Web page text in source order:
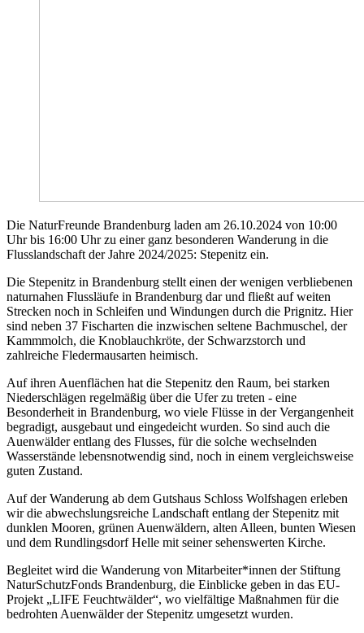
Die NaturFreunde Brandenburg laden am 26.10.2024 von 10:00
Uhr bis 16:00 Uhr zu einer ganz besonderen Wanderung in die
Flusslandschaft der Jahre 2024/2025: Stepenitz ein.
Die Stepenitz in Brandenburg stellt einen der wenigen verbliebenen
naturnahen Flussläufe in Brandenburg dar und fließt auf weiten
Strecken noch in Schleifen und Windungen durch die Prignitz. Hier
sind neben 37 Fischarten die inzwischen seltene Bachmuschel, der
Kammmolch, die Knoblauchkröte, der Schwarzstorch und
zahlreiche Fledermausarten heimisch.
Auf ihren Auenflächen hat die Stepenitz den Raum, bei starken
Niederschlägen regelmäßig über die Ufer zu treten - eine
Besonderheit in Brandenburg, wo viele Flüsse in der Vergangenheit
begradigt, ausgebaut und eingedeicht wurden. So sind auch die
Auenwälder entlang des Flusses, für die solche wechselnden
Wasserstände lebensnotwendig sind, noch in einem vergleichsweise
guten Zustand.
Auf der Wanderung ab dem Gutshaus Schloss Wolfshagen erleben
wir die abwechslungsreiche Landschaft entlang der Stepenitz mit
dunklen Mooren, grünen Auenwäldern, alten Alleen, bunten Wiesen
und dem Rundlingsdorf Helle mit seiner sehenswerten Kirche.
Begleitet wird die Wanderung von Mitarbeiter*innen der Stiftung
NaturSchutzFonds Brandenburg, die Einblicke geben in das EU-
Projekt „LIFE Feuchtwälder“, wo vielfältige Maßnahmen für die
bedrohten Auenwälder der Stepenitz umgesetzt wurden.